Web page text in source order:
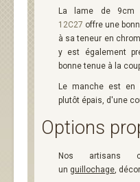
La lame de 9cm
12C27 offre une
à sa teneur en
y est également
bonne tenue à la
Le manche est en
plutôt épais, d'une
Options
Nos artisans
un guillochage,